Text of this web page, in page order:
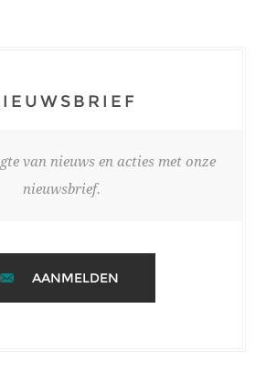
van nieuws en acties met onze
nieuwsbrief.
AANMELDEN